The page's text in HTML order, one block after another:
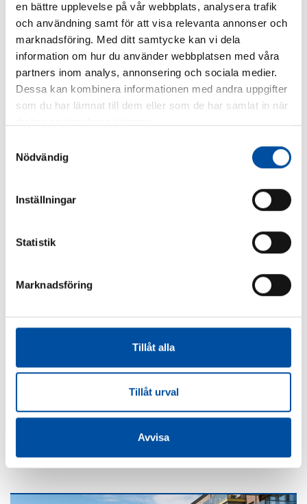
en bättre upplevelse på vår webbplats, analysera trafik
och användning samt för att visa relevanta annonser och
marknadsföring. Med ditt samtycke kan vi dela
information om hur du använder webbplatsen med våra
partners inom analys, annonsering och sociala medier.
Dessa kan kombinera informationen med andra uppgifter
som du har lämnat till dem eller som de har samlat in när
Nödvändig
Inställningar
Statistik
Marknadsföring
Tillåt alla
Tillåt urval
Avvisa
ALLA NYHETER
Är du ingenjör eller konsult?
2026-07-02
FVB-NYTT NR 58
intresse